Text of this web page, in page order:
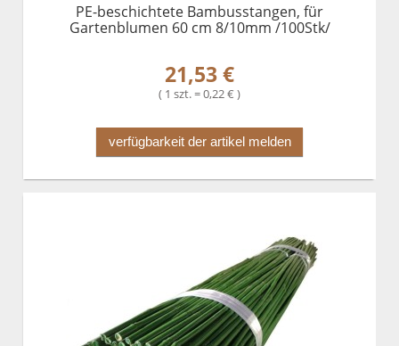
PE-beschichtete Bambusstangen, für
Gartenblumen 60 cm 8/10mm /100Stk/
21,53 €
( 1 szt. = 0,22 € )
verfügbarkeit der artikel melden